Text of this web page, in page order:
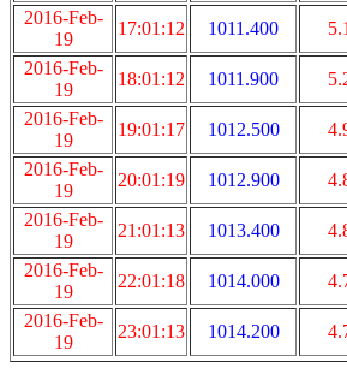
2016-Feb-
19
17:01:12 1011.400 5.1
2016-Feb-
19
18:01:12 1011.900
2016-Feb-
19
19:01:17 1012.500
2016-Feb-
19
20:01:19 1012.900
2016-Feb-
19
21:01:13 1013.400
2016-Feb-
19
22:01:18 1014.000
2016-Feb-
19
23:01:13 1014.200